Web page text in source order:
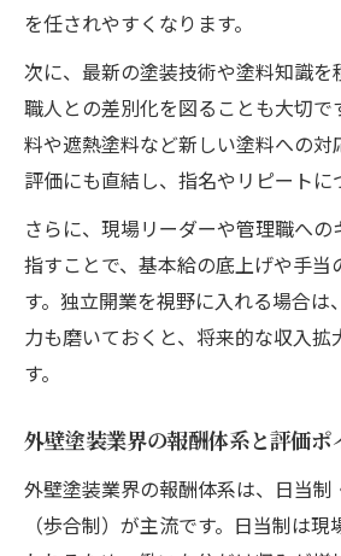
を任されやすくなります。
次に、最新の塗装技術や塗料知識を
職人との差別化を図ることも大切で
料や遮熱塗料など新しい塗料への対
評価にも直結し、指名やリピートに
さらに、現場リーダーや管理職への
指すことで、基本給の底上げや手当
す。独立開業を視野に入れる場合は
力も磨いておくと、将来的な収入拡
す。
外壁塗装業界の報酬体系と評価ポ
外壁塗装業界の報酬体系は、日当制
（歩合制）が主流です。日当制は